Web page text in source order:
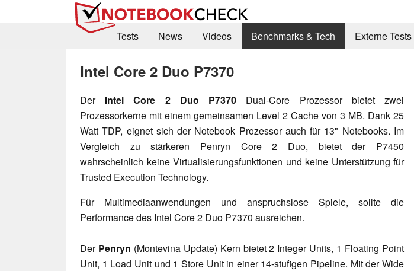
Tests
News Videos Benchmarks & Tech Externe Tests
Intel Core 2 Duo P7370
Der Intel Core 2 Duo P7370 Dual-Core Prozessor bietet zwei
Prozessorkerne mit einem gemeinsamen Level 2 Cache von 3 MB. Dank 25
Watt TDP, eignet sich der Notebook Prozessor auch für 13" Notebooks. Im
Vergleich zu stärkeren Penryn Core 2 Duo, bietet der P7450
wahrscheinlich keine Virtualisierungsfunktionen und keine Unterstützung für
Trusted Execution Technology.
Für Multimediaanwendungen und anspruchslose Spiele, sollte die
Performance des Intel Core 2 Duo P7370 ausreichen.
Der Penryn (Montevina Update) Kern bietet 2 Integer Units, 1 Floating Point
Unit, 1 Load Unit und 1 Store Unit in einer 14-stufigen Pipeline. Mit der Wide